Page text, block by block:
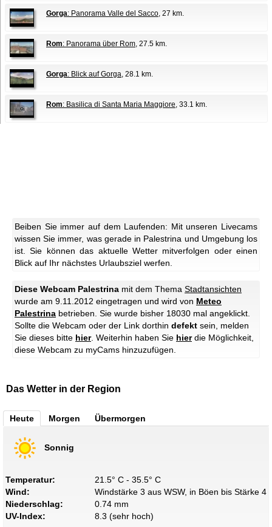
Gorga: Panorama Valle del Sacco, 27 km.
Rom: Panorama über Rom, 27.5 km.
Gorga: Blick auf Gorga, 28.1 km.
Rom: Basilica di Santa Maria Maggiore, 33.1 km.
Beiben Sie immer auf dem Laufenden: Mit unseren Livecams
wissen Sie immer, was gerade in Palestrina und Umgebung los
ist. Sie können das aktuelle Wetter mitverfolgen oder einen
Blick auf Ihr nächstes Urlaubsziel werfen.
Diese Webcam Palestrina mit dem Thema Stadtansichten
wurde am 9.11.2012 eingetragen und wird von Meteo
Palestrina betrieben. Sie wurde bisher 18030 mal angeklickt.
Sollte die Webcam oder der Link dorthin defekt sein, melden
Sie dieses bitte hier. Weiterhin haben Sie hierdie Möglichkeit,
diese Webcam zu myCams hinzuzufügen.
Das Wetter in der Region
Heute Morgen Übermorgen
Sonnig
Temperatur:
21.5° C - 35.5° C
Wind:
Windstärke 3 aus WSW, in Böen bis Stärke 4
Niederschlag:
0.74 mm
UV-Index:
8.3 (sehr hoch)